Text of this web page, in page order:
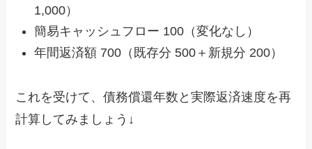
1,000）
簡易キャッシュフロー 100（変化なし）
年間返済額 700（既存分 500＋新規分 200）
これを受けて、債務償還年数と実際返済速度を再
計算してみましょう↓